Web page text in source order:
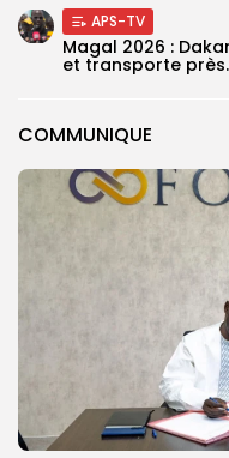
COMMUNIQUE
APS-TV
Magal 2026 :
et transporte